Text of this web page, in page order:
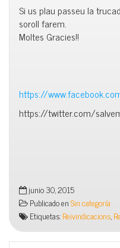
Si us plau passeu la
soroll farem.
Moltes Gracies!!
https://
https://twitter.com/
junio 30, 2015
Publicado enSin categoría
Etiquetas:Reivindicacions,